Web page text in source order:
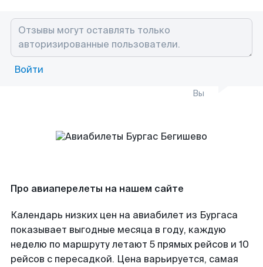
Войти
Вы
Про авиаперелеты на нашем сайте
Календарь низких цен на авиабилет из Бургаса
показывает выгодные месяца в году, каждую
неделю по маршруту летают 5 прямых рейсов и 10
рейсов с пересадкой. Цена варьируется, самая